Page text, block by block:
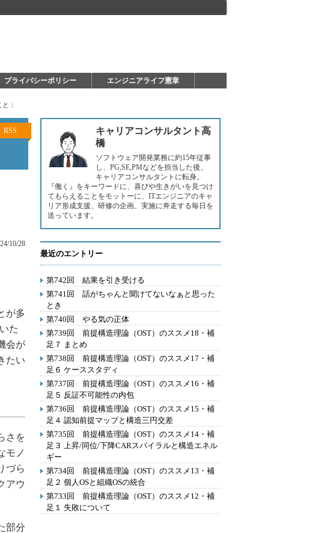
プライバシーポリシー エンジニアライフ憲章
：
RSS
10/28
が多
た
会が
たい
さを
モノ
づら
アウ
部分
キャリアコンサルタント高
橋
ソフトウェア開発業務に約15年従事
し、PG,SE,PMなどを担当した後、
キャリアコンサルタントに転身。
『働く』をキーワードに、喜びや生きがいを見つけ
てもらえることをモットーに、ITエンジニアのキャ
リア形成支援、研修の企画、実施に奔走する毎日を
送っています。
最近のエントリー
第742回 結果を引き受ける
第741回 話がちゃんと聞けてないなぁと思った
とき
第740回 やる気の正体
第739回 前提構造理論（OST）のススメ18・補
足７ まとめ
第738回 前提構造理論（OST）のススメ17・補
足６ ケーススタディ
第737回 前提構造理論（OST）のススメ16・補
足５ 反証不可能性の内包
第736回 前提構造理論（OST）のススメ15・補
足４ 認知前提マップと構造三円交差
第735回 前提構造理論（OST）のススメ14・補
足３ 上昇/同位/下降CARスパイラルと構造エネル
ギー
第734回 前提構造理論（OST）のススメ13・補
足２ 個人OSと組織OSの統合
第733回 前提構造理論（OST）のススメ12・補
足１ 失敗について